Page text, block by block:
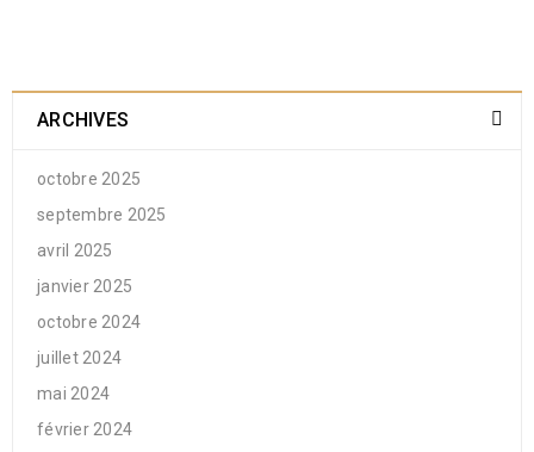
ARCHIVES
octobre 2025
septembre 2025
avril 2025
janvier 2025
octobre 2024
juillet 2024
mai 2024
février 2024